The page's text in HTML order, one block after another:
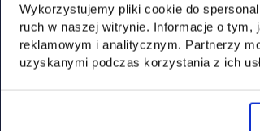
Wykorzystujemy pliki cookie do
ruch w naszej witrynie. Informacje o tym,
reklamowym i analitycznym. Partnerzy
uzyskanymi podczas korzystania z ich